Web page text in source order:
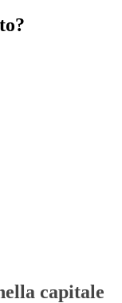
capitale